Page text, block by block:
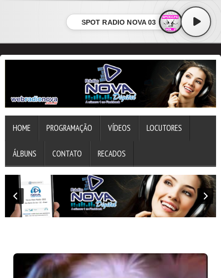
SPOT RADIO NOVA 03
HOME PROGRAMAÇÃO VÍDEOS LOCUTORES
ÁLBUNS CONTATO RECADOS